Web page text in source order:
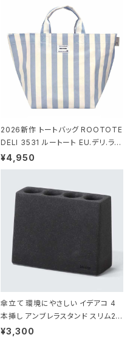
2026新作 トートバッグ ROOTOTE
DELI 3531 ルートート EU.デリ.ラミ
ネート-W サックス・ホワイト
¥4,950
傘立て 環境にやさしい イデアコ 4
本挿し アンブレラスタンド スリム2 i
deaco Umbrella Stand slim2 s
¥3,300